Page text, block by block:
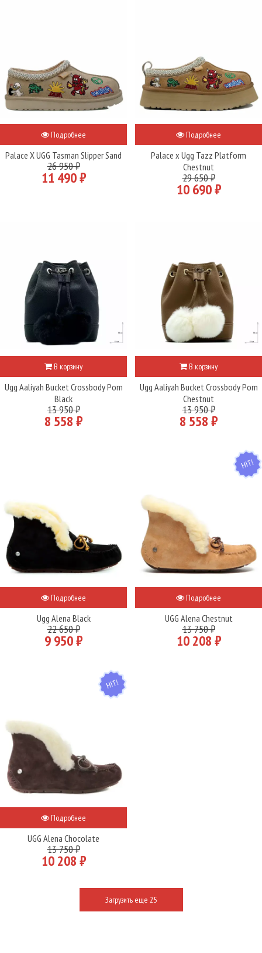
Подробнее
Palace X UGG Tasman Slipper Sand
26 950 ₽
11 490 ₽
Подробнее
Palace x Ugg Tazz Platform
Chestnut
29 650 ₽
10 690 ₽
В корзину
Ugg Aaliyah Bucket Crossbody Pom
Black
13 950 ₽
8 558 ₽
В корзину
Ugg Aaliyah Bucket Crossbody Pom
Chestnut
13 950 ₽
8 558 ₽
Подробнее
Ugg Alena Black
22 650 ₽
9 950 ₽
HIT
Подробнее
UGG Alena Chestnut
13 750 ₽
10 208 ₽
HIT
Подробнее
UGG Alena Chocolate
13 750 ₽
10 208 ₽
Загрузить еще 25